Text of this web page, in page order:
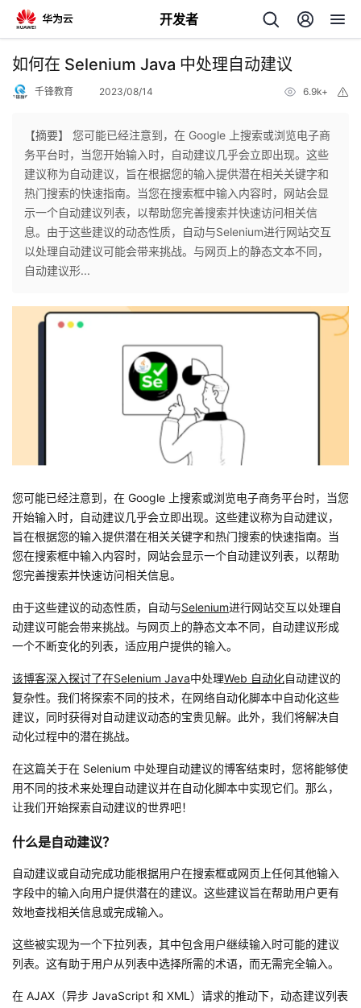
开发者
返
个
人
主
页
我
的
开
的
博
客
我
的
论
坛
我
的
圈
子
我
的
直
我
的
动
我
关
注
的
开
发
堂
我
我
的
Programs
我
的
支
我
技
的
如何在 Selenium Java 中处理自动建议
千锋教育 2023/08/14 6.9k+
【摘要】 您可能已经注意到，在 Google 上搜索或浏览电子商
务平台时，当您开始输入时，自动建议几乎会立即出现。这些
建议称为自动建议，旨在根据您的输入提供潜在相关关键字和
热门搜索的快速指南。当您在搜索框中输入内容时，网站会显
示一个自动建议列表，以帮助您完善搜索并快速访问相关信
息。由于这些建议的动态性质，自动与Selenium进行网站交互
以处理自动建议可能会带来挑战。与网页上的静态文本不同，
自动建议形...
您可能已经注意到，在 Google 上搜索或浏览电子商务平台时，当您
开始输入时，自动建议几乎会立即出现。这些建议称为自动建议，
旨在根据您的输入提供潜在相关关键字和热门搜索的快速指南。当
您在搜索框中输入内容时，网站会显示一个自动建议列表，以帮助
您完善搜索并快速访问相关信息。
由于这些建议的动态性质，自动与Selenium进行网站交互以处理自
动建议可能会带来挑战。与网页上的静态文本不同，自动建议形成
一个不断变化的列表，适应用户提供的输入。
该博客深入探讨了在Selenium Java中处理Web 自动化自动建议的
复杂性。我们将探索不同的技术，在网络自动化脚本中自动化这些
建议，同时获得对自动建议动态的宝贵见解。此外，我们将解决自
动化过程中的潜在挑战。
在这篇关于在 Selenium 中处理自动建议的博客结束时，您将能够使
用不同的技术来处理自动建议并在自动化脚本中实现它们。那么，
让我们开始探索自动建议的世界吧！
什么是自动建议？
自动建议或自动完成功能根据用户在搜索框或网页上任何其他输入
字段中的输入向用户提供潜在的建议。这些建议旨在帮助用户更有
效地查找相关信息或完成输入。
这些被实现为一个下拉列表，其中包含用户继续输入时可能的建议
列表。这有助于用户从列表中选择所需的术语，而无需完全输入。
在 AJAX（异步 JavaScript 和 XML）请求的推动下，动态建议列表